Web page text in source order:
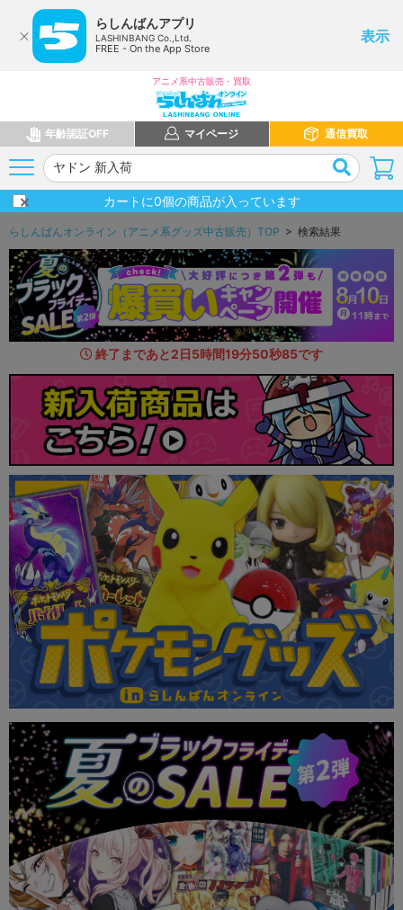
らしんばんアプリ
LASHINBANG Co.,Ltd.
FREE - On the App Store
表示
アニメ系中古販売・買取
年齢認証OFF マイページ 通信買取
カートに0個の商品が入っています
らしんばんオンライン（アニメ系グッズ中古販売）TOP > 検索結果
終了まであと2日5時間19分49秒41です